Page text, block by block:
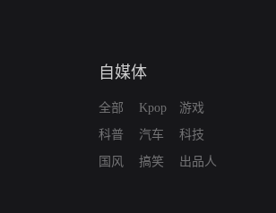
自媒体
全部
科普
国风
Kpop
汽车
搞笑
游戏
科技
出品人